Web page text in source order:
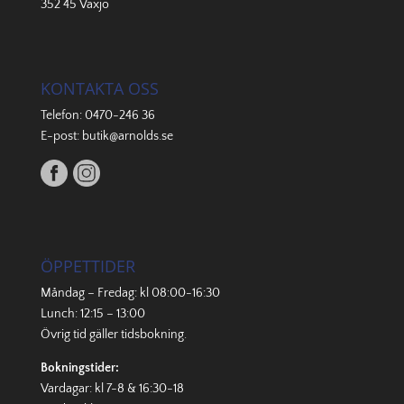
352 45 Växjö
KONTAKTA OSS
Telefon:0470-246 36
E-post: butik@arnolds.se
ÖPPETTIDER
Måndag – Fredag: kl 08:00-16:30
Lunch: 12:15 – 13:00
Övrig tid gällertidsbokning.
Bokningstider:
Vardagar: kl 7-8 & 16:30-18